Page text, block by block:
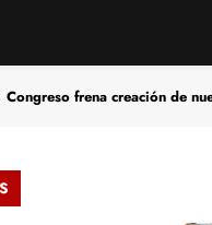
Congreso frena creación de